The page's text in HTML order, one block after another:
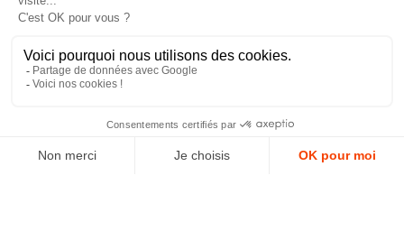
J'accepte les conditions générales et la politique de
AVIS VÉRIFIÉS